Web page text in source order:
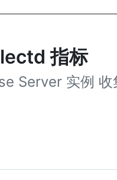
指标
Server 实例 收